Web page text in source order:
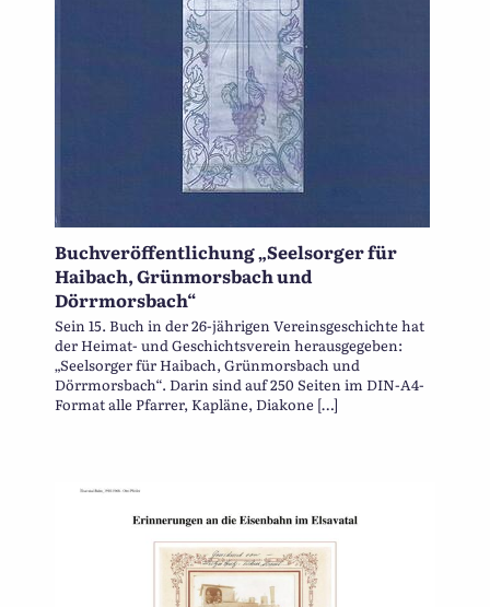
Buchveröffentlichung „Seelsorger für
Haibach, Grünmorsbach und
Dörrmorsbach“
Sein 15. Buch in der 26-jährigen Vereinsgeschichte hat
der Heimat- und Geschichtsverein herausgegeben:
„Seelsorger für Haibach, Grünmorsbach und
Dörrmorsbach“. Darin sind auf 250 Seiten im DIN-A4-
Format alle Pfarrer, Kapläne, Diakone […]